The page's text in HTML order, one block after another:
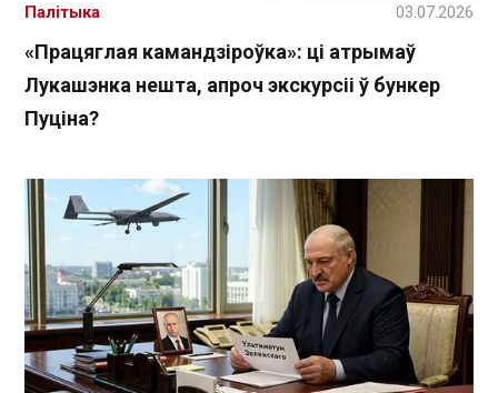
«Працяглая камандзіроўка»: ці атрымаў
Лукашэнка нешта, апроч экскурсіі ў бункер
Пуціна?
Палітыка 03.07.2026